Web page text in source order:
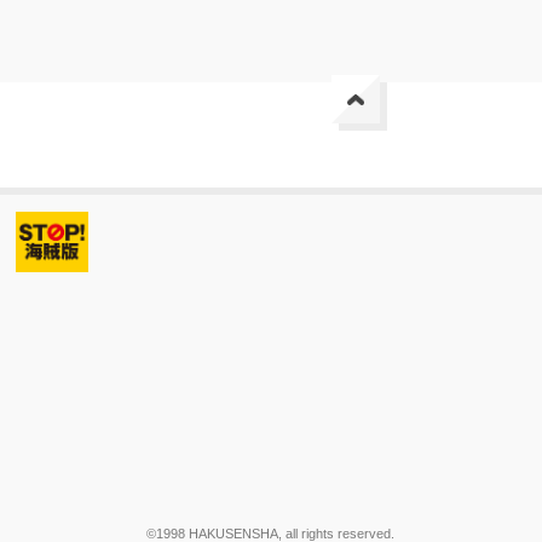
©1998 HAKUSENSHA, all rights reserved.